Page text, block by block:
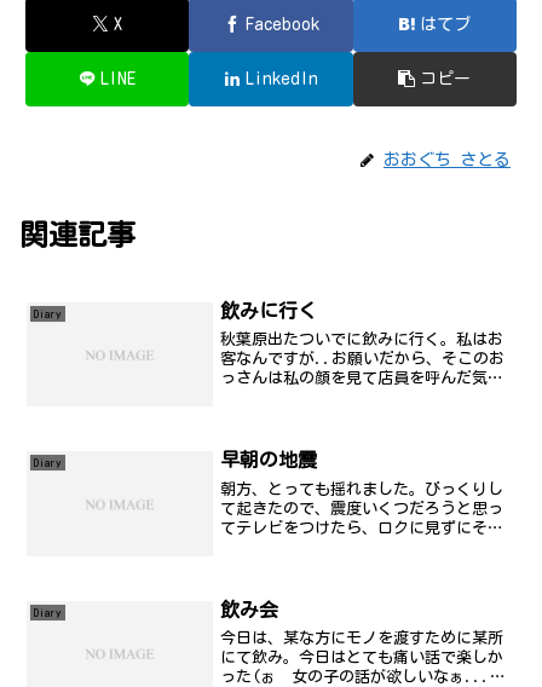
X Facebook はてブ
LINE LinkedIn コピー
おおぐち さとる
関連記事
Diary 飲みに行く
秋葉原出たついでに飲みに行く。私はお
客なんですが..お願いだから、そこのお
っさんは私の顔を見て店員を呼んだ気に
Diary 早朝の地震
朝方、とっても揺れました。びっくりし
て起きたので、震度いくつだろうと思っ
てテレビをつけたら、ロクに見ずにその
思い、ふと思い立って、Y...
Diary 飲み会
今日は、某な方にモノを渡すために某所
にて飲み。今日はとても痛い話で楽しか
った(ぉ 女の子の話が欲しいなぁ...